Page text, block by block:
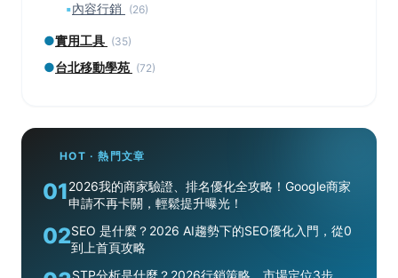
▪內容行銷 (26)
●實用工具 (35)
●台北移動學苑 (72)
HOT · 熱門文章
012026我的商家驗證、排名優化全攻略！Google商家
申請不再卡關，輕鬆提升曝光！
02SEO 是什麼？2026 AI趨勢下的SEO優化入門，從0
到上首頁攻略